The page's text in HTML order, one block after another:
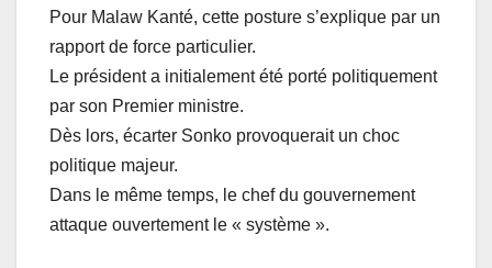
Pour Malaw Kanté, cette posture s’explique par un
rapport de force particulier.
Le président a initialement été porté politiquement
par son Premier ministre.
Dès lors, écarter Sonko provoquerait un choc
politique majeur.
Dans le même temps, le chef du gouvernement
attaque ouvertement le « système ».